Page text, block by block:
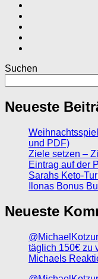
Suchen
Neueste
und PDF)
Ziele setzen –
Eintrag auf der
Sarahs Keto-
Ilonas Bonus
Neueste
@MichaelKotzur
täglich 150€ zu
Michaels